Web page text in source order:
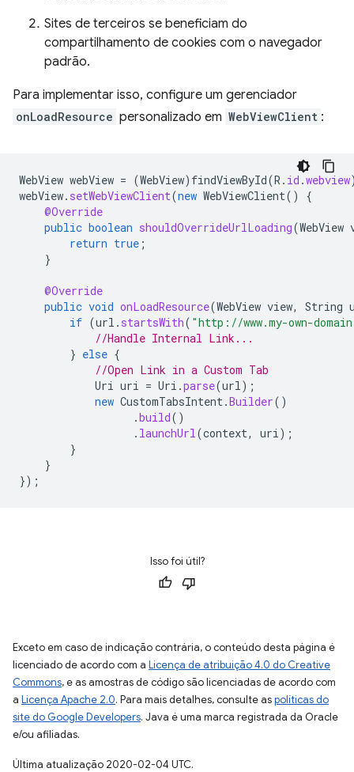
Sites de terceiros se beneficiam do
compartilhamento de cookies com o navegador
padrão.
Para implementar isso, configure um gerenciador
onLoadResource personalizado em WebViewClient :
WebView webView = (WebView) findViewById(R . id .webview
webView. setWebViewClient(new WebViewClient()
{
@Override
public boolean shouldOverrideUrlLoading(WebView
return true ;
}
@Override
public void onLoadResource(WebView view, String
if (url . startsWith( "http://www.my-own-
//Handle Internal Link...
} else {
//Open Link in a Custom Tab
Uri uri = Uri .parse(url);
new CustomTabsIntent.Builder()
.build()
. launchUrl(context, uri);
}
}
});
Isso foi útil?
Exceto em caso de indicação contrária, o conteúdo desta página é
licenciado de acordo com a Licença de atribuição 4.0 do Creative
Commons, e as amostras de código são licenciadas de acordo com
a Licença Apache 2.0. Para mais detalhes, consulte aspolíticas do
site do Google Developers. Java é uma marca registrada da Oracle
e/ou afiliadas.
Última atualização 2020-02-04 UTC.